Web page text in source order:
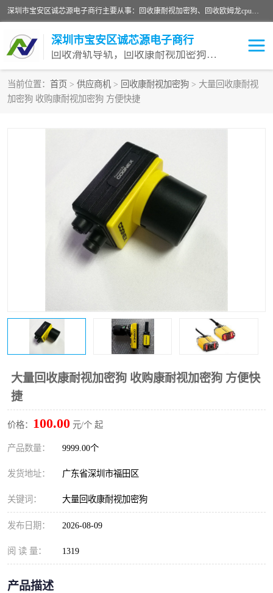
深圳市宝安区诚芯源电子商行主要从事：回收康耐视加密狗、回收欧姆龙cpu、回收欧姆龙模块等 一站式收购,能迅速便捷为客户消化库存、减少仓储、回笼资金，我们交易灵活方便，现金支付，价格优势合理，在业务方面赢得广大客户的一致好评 热情欢迎有库存需要处理的客户 请尽快联系我们
深圳市宝安区诚芯源电子商行
回收滑轨导轨，回收康耐视加密狗，回收欧姆龙PLC
当前位置： 首页 > 供应商机 > 回收康耐视加密狗 > 大量回收康耐视
加密狗 收购康耐视加密狗 方便快捷
大量回收康耐视加密狗 收购康耐视加密狗 方便快
捷
价格： 100.00 元/个 起
产品数量： 9999.00个
发货地址： 广东省深圳市福田区
关键词： 大量回收康耐视加密狗
发布日期： 2026-08-09
阅 读 量： 1319
产品描述
回收欧姆龙模块